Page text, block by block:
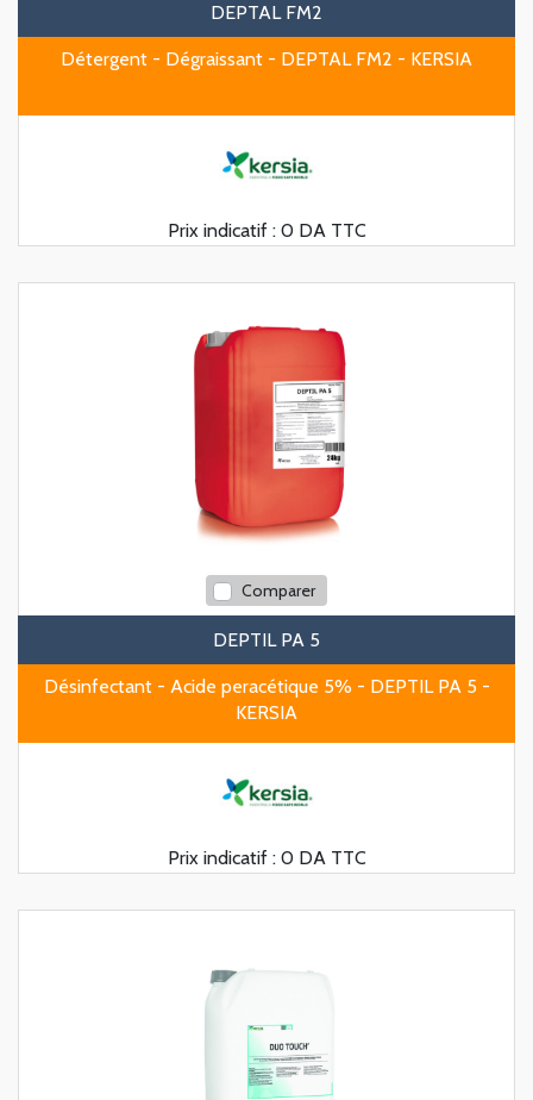
DEPTAL FM2
Détergent - Dégraissant - DEPTAL FM2 - KERSIA
Prix indicatif : 0 DA TTC
Comparer
DEPTIL PA 5
Désinfectant - Acide peracétique 5% - DEPTIL PA 5 -
KERSIA
Prix indicatif : 0 DA TTC